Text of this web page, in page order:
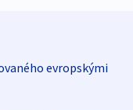
evropskými